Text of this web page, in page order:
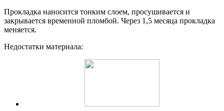
Прокладка наносится тонким слоем, просушивается и
закрывается временной пломбой. Через 1,5 месяца прокладка
меняется.
Недостатки материала: